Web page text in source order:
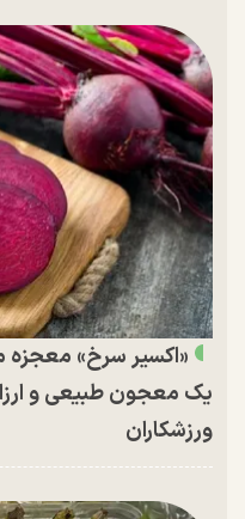
«اکسیر سرخ» معجزه
یک معجون طبیعی و
ورزشکاران